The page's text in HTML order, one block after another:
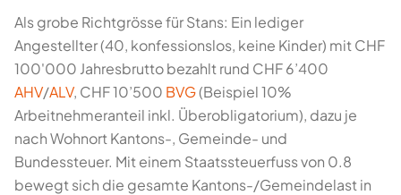
Als grobe Richtgrösse für Stans: Ein lediger
Angestellter (40, konfessionslos, keine Kinder) mit CHF
100'000 Jahresbrutto bezahlt rund CHF 6’400
AHV/ALV, CHF 10’500 BVG(Beispiel 10%
Arbeitnehmeranteil inkl. Überobligatorium), dazu je
nach Wohnort Kantons-, Gemeinde- und
Bundessteuer. Mit einem Staatssteuerfuss von 0.8
bewegt sich die gesamte Kantons-/Gemeindelast in